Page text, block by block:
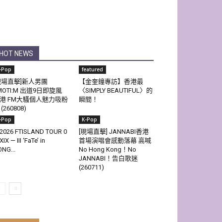
HOT NEWS
Pop
場直擊]新人男團
出道9日即旋風
FM大騷個人魅力吸粉
featured
【金奎鐘專訪】香港最
〈SIMPLY BEAUTIFUL〉的
瞬間！
Pop
2026 FTISLAND TOUR 0
— III ‘FaTe’ in
K-Pop
[現場直擊] JANNABI香港
首場演唱會感動落幕 高喊
No Hong Kong！No
JANNABI！告白歌迷
(260711)